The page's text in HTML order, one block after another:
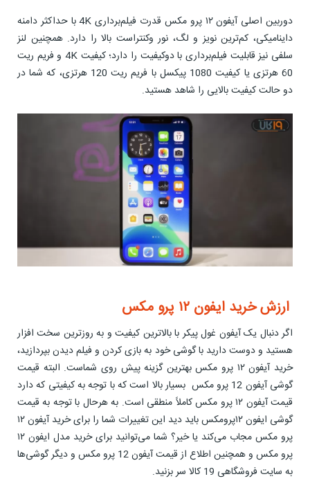
دوربین اصلی آیفون ۱۲ پرو مکس قدرت فیلم‌برداری 4K با حداکثر دامنه
داینامیکی، کم‌ترین نویز و لگ، نور وکنتراست بالا را دارد. همچنین لنز
سلفی نیز قابلیت فیلم‌برداری با دوکیفیت را دارد؛ کیفیت 4K و فریم ریت
60 هرتزی یا کیفیت 1080 پیکسل با فریم ریت 120 هرتزی، که شما در
دو حالت کیفیت بالایی را شاهد هستید.
ارزش خرید ایفون ۱۲ پرو مکس
اگر دنبال یک آیفون غول پیکر با بالاترین کیفیت و به روزترین سخت افزار
هستید و دوست دارید با گوشی خود به بازی کردن و فیلم دیدن بپردازید،
خرید آیفون ۱۲ پرو مکس بهترین گزینه پیش روی شماست. البته قیمت
گوشی آیفون 12 پرو مکس بسیار بالا است که با توجه به کیفیتی که دارد
قیمت آیفون ۱۲ پرو مکس کاملاً منطقی است. به هرحال با توجه به قیمت
گوشی ایفون ۱۲پرومکس باید دید این تغییرات شما را برای خرید آیفون ۱۲
پرو مکس مجاب می‌کند یا خیر؟ شما می‌توانید برای خرید مدل ایفون ۱۲
پرو مکس و همچنین اطلاع از قیمت آیفون 12 پرو مکس و دیگر گوشی‌ها
به سایت فروشگاهی 19 کالا سر بزنید.